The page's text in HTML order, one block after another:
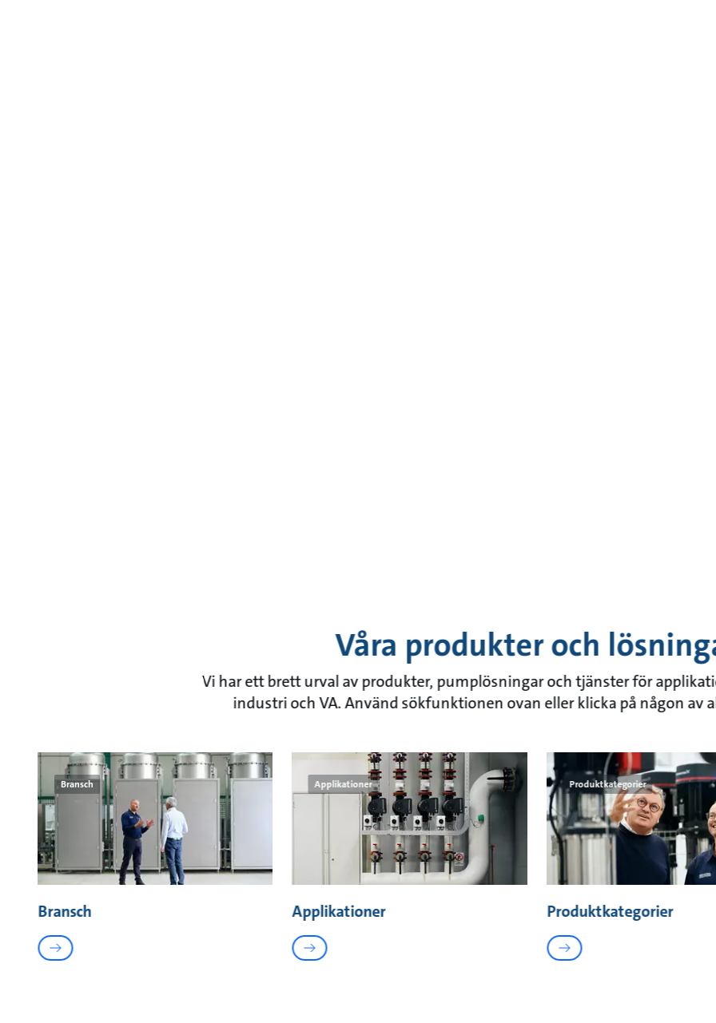
Våra produkter och
Vi har ett brett urval av produkter, pumplösningar och tjänster för
industri och VA. Använd sökfunktionen ovan eller klicka på någon av
Bransch
Bransch
Applikationer
Applikationer
Produktkategorier
Produktkategorier